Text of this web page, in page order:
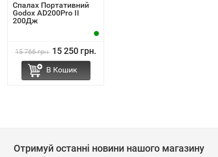
Спалах Портативний
Godox AD200Pro II
200Дж
15 766 грн. 15 250 грн.
В Кошик
Отримуй останні новини нашого магазину